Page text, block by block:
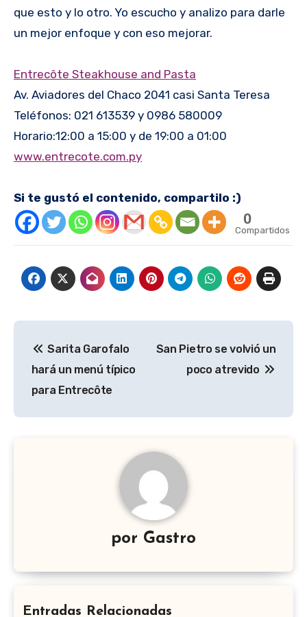
que esto y lo otro. Yo escucho y analizo para darle
un mejor enfoque y con eso mejorar.
Entrecôte Steakhouse and Pasta
Av. Aviadores del Chaco 2041 casi Santa Teresa
Teléfonos: 021 613539 y 0986 580009
Horario:12:00 a 15:00 y de 19:00 a 01:00
www.entrecote.com.py
Si te gustó el contenido, compartilo :)
0
Compartidos
de
entradas
Sarita Garofalo
hará un menú típico
para Entrecôte
San Pietro se volvió un
poco atrevido
por Gastro
Entradas Relacionadas